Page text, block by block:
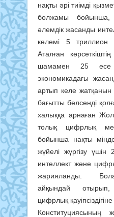
нақты әрі тиімді
болжамы
әлемдік жасанды
көлемі 5 триллион
Аталған
шамамен 25 есе
экономикадағы
артып келе жатқанын
бағытты белсенді
халыққа арнаған
толық цифрлық
бойынша нақты
жүйелі жүргізу
интеллект және
жарияланды.
айқындай
цифрлық
Конституциясының